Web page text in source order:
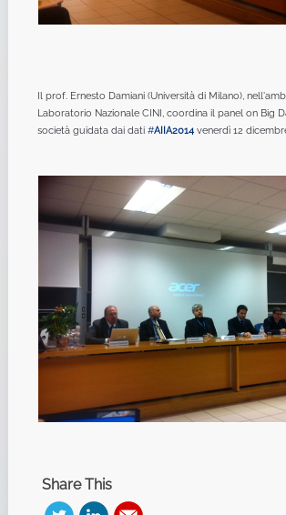
Il prof. Ernesto Damiani (Università di Milano),
Laboratorio Nazionale CINI, coordina il panel on Big
società guidata dai dati #AIIA2014venerdì 12
Share This